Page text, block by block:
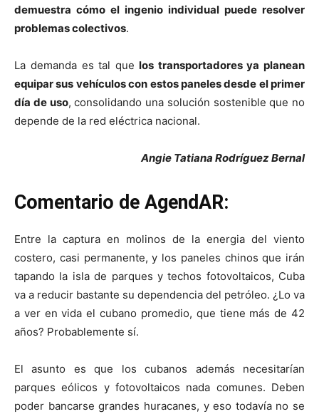
demuestra cómo el ingenio individual puede resolver
problemas colectivos.
La demanda es tal que los transportadores ya planean
equipar sus vehículos con estos paneles desde el primer
día de uso, consolidando una solución sostenible que no
depende de la red eléctrica nacional.
Angie Tatiana Rodríguez Bernal
Comentario de AgendAR:
Entre la captura en molinos de la energia del viento
costero, casi permanente, y los paneles chinos que irán
tapando la isla de parques y techos fotovoltaicos, Cuba
va a reducir bastante su dependencia del petróleo. ¿Lo va
a ver en vida el cubano promedio, que tiene más de 42
años? Probablemente sí.
El asunto es que los cubanos además necesitarían
parques eólicos y fotovoltaicos nada comunes. Deben
poder bancarse grandes huracanes, y eso todavía no se